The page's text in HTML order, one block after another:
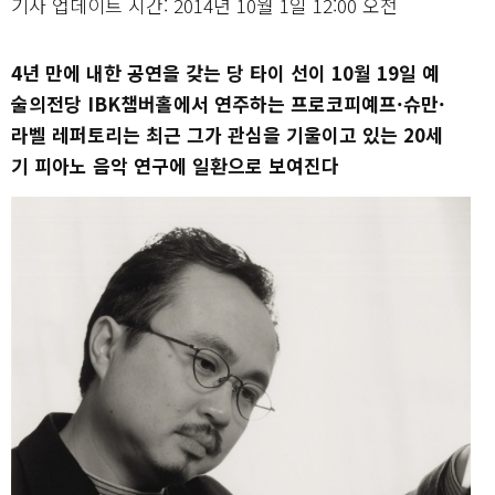
4년 만에 내한 공연을 갖는 당 타이 선이 10월 19일 예
술의전당 IBK챔버홀에서 연주하는 프로코피예프·슈만·
라벨 레퍼토리는 최근 그가 관심을 기울이고 있는 20세
기 피아노 음악 연구에 일환으로 보여진다